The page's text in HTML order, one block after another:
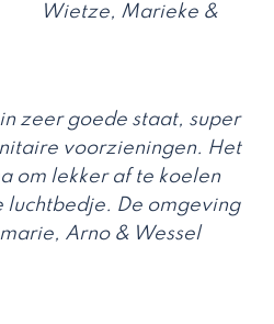
Wietze, Marieke &
zeer goede staat, super
voorzieningen. Het
om lekker af te koelen
luchtbedje. De omgeving
Arno & Wessel